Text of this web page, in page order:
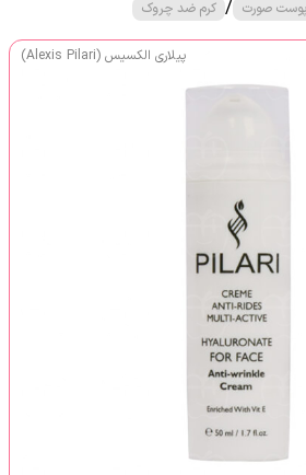
صورت / کرم ضد چروک
پیلاری الکسیس (Alexis Pilari)